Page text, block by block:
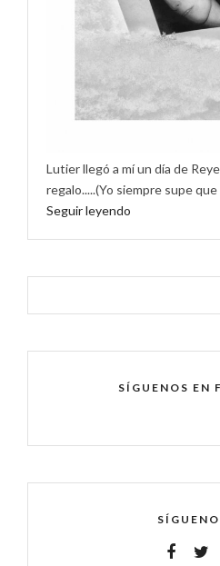
Lutier llegó a mí un día de
regalo.....(Yo siempre supe que
Seguir leyendo
SÍGUENOS EN